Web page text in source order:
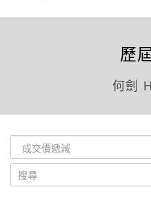
歷
何劍